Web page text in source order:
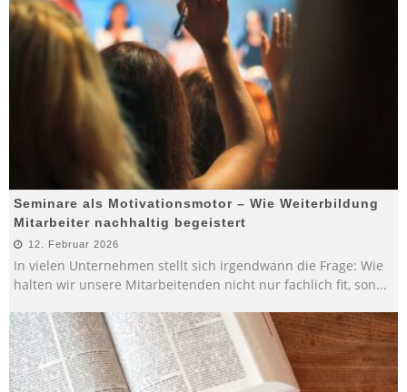
Seminare als Motivationsmotor – Wie Weiterbildung
Mitarbeiter nachhaltig begeistert
12. Februar 2026
In vielen Unternehmen stellt sich irgendwann die Frage: Wie
halten wir unsere Mitarbeitenden nicht nur fachlich fit, son...